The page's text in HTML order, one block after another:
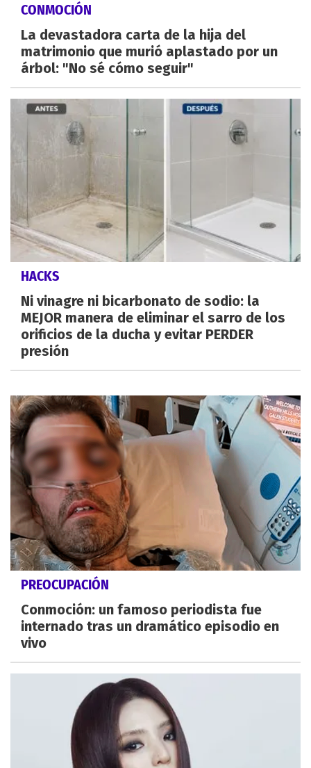
CONMOCIÓN
La devastadora carta de la hija del
matrimonio que murió aplastado por un
árbol: "No sé cómo seguir"
HACKS
Ni vinagre ni bicarbonato de sodio: la
MEJOR manera de eliminar el sarro de los
orificios de la ducha y evitar PERDER
presión
PREOCUPACIÓN
Conmoción: un famoso periodista fue
internado tras un dramático episodio en
vivo